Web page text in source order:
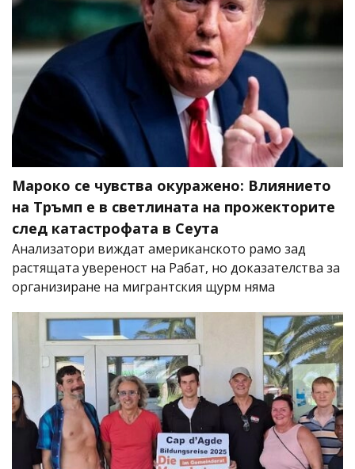
Мароко се чувства окуражено: Влиянието
на Тръмп е в светлината на прожекторите
след катастрофата в Сеута
Анализатори виждат американското рамо зад
растящата увереност на Рабат, но доказателства за
организиране на мигрантския щурм няма